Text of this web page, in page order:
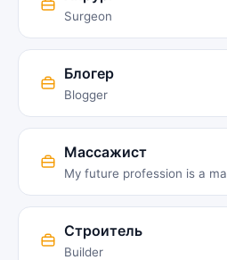
Surgeon
Блогер
Blogger
Массажист
My future profession is a
Строитель
Builder